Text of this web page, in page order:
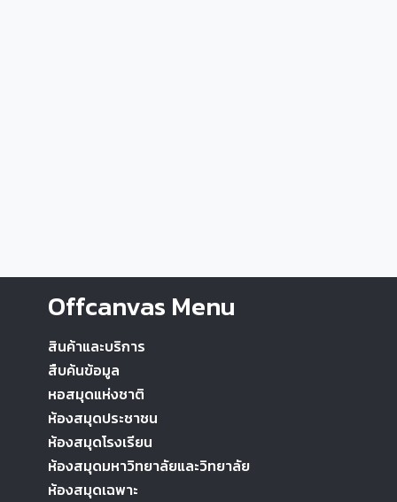
Offcanvas Menu
สินค้าและบริการ
สืบค้นข้อมูล
หอสมุดแห่งชาติ
ห้องสมุดประชาชน
ห้องสมุดโรงเรียน
ห้องสมุดมหาวิทยาลัยและวิทยาลัย
ห้องสมุดเฉพาะ